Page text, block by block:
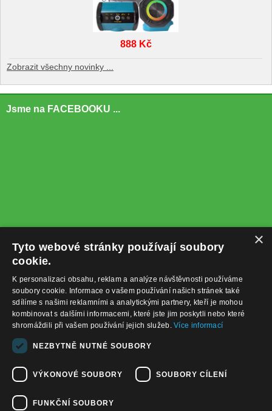
888 Kč
Zobrazit všechny novinky ...
Jsme na FACEBOOKU ...
+420732122225
obchod@baterie-nabijecka.cz
Navigace
Úvodní strana
×
Tyto webové stránky používají soubory
cookie.
K personalizaci obsahu, reklam a analýze návštěvnosti používáme
soubory cookie. Informace o vašem používání našich stránek také
sdílíme s našimi reklamními a analytickými partnery, kteří je mohou
kombinovat s dalšími informacemi, které jste jim poskytli nebo které
shromáždili při vašem používání jejich služeb.Více informací
NEZBYTNĚ NUTNÉ SOUBORY
VÝKONOVÉ SOUBORY SOUBORY CÍLENÍ
FUNKČNÍ SOUBORY